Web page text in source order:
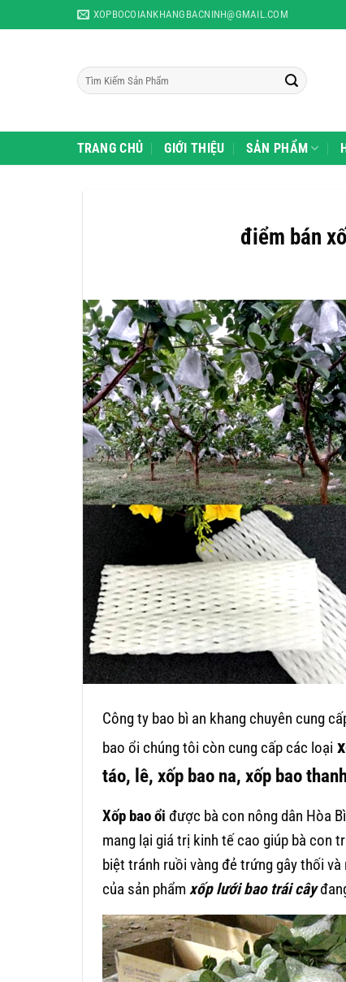
to
XOPBOCOIANKHANGBACNINH@GMAIL.COM
Tìm
kiếm:
TRANG CHỦ GIỚI THIỆU SẢN PHẨM
điểm bán
Công ty bao bì an khang chuyên cung
bao ổi chúng tôi còn cung cấp các loại
táo, lê, xốp bao na, xốp bao
Xốp bao ổi được bà con nông dân Hòa
mang lại giá trị kinh tế cao giúp bà con
biệt tránh ruồi vàng đẻ trứng gây thối
của sản phẩm xốp lưới bao trái cây